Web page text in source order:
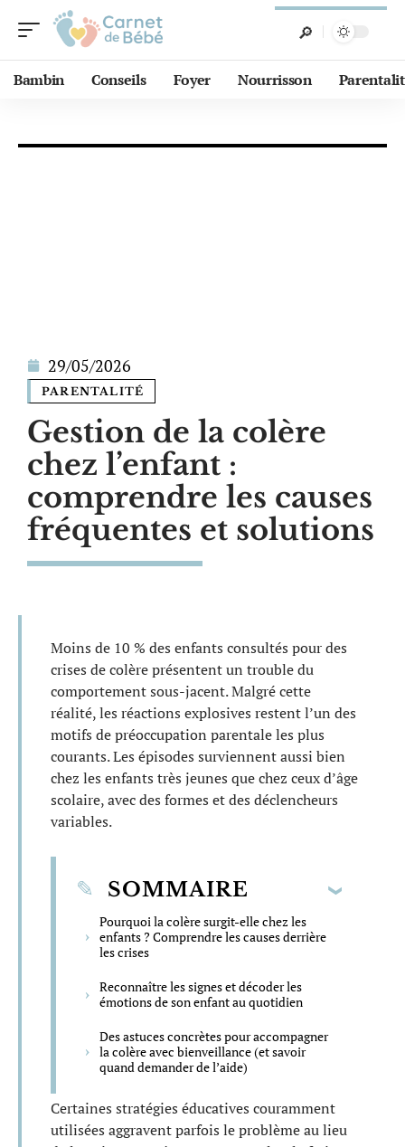
Bambin Conseils Foyer Nourrisson
29/05/2026
PARENTALITÉ
Gestion de la colère
chez l’enfant :
comprendre les causes
fréquentes et solutions
Moins de 10 % des enfants consultés pour des
crises de colère présentent un trouble du
comportement sous-jacent. Malgré cette
réalité, les réactions explosives restent l’un des
motifs de préoccupation parentale les plus
courants. Les épisodes surviennent aussi bien
chez les enfants très jeunes que chez ceux d’âge
scolaire, avec des formes et des déclencheurs
variables.
SOMMAIRE
Pourquoi la colère surgit-elle chez les
enfants ? Comprendre les causes derrière
les crises
Reconnaître les signes et décoder les
émotions de son enfant au quotidien
Des astuces concrètes pour accompagner
la colère avec bienveillance (et savoir
quand demander de l’aide)
Certaines stratégies éducatives couramment
utilisées aggravent parfois le problème au lieu